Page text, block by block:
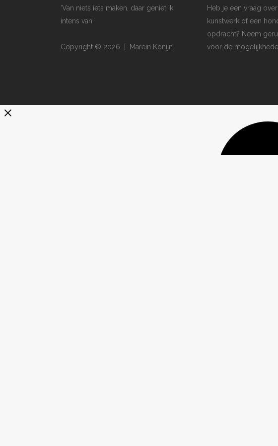
‘Van niets iets maken, daar geniet ik
intens van.’
Copyright © 2026 | Marein Konijn
Heb je een vraag
kunstwerk of een
opdracht? Neem
voor de